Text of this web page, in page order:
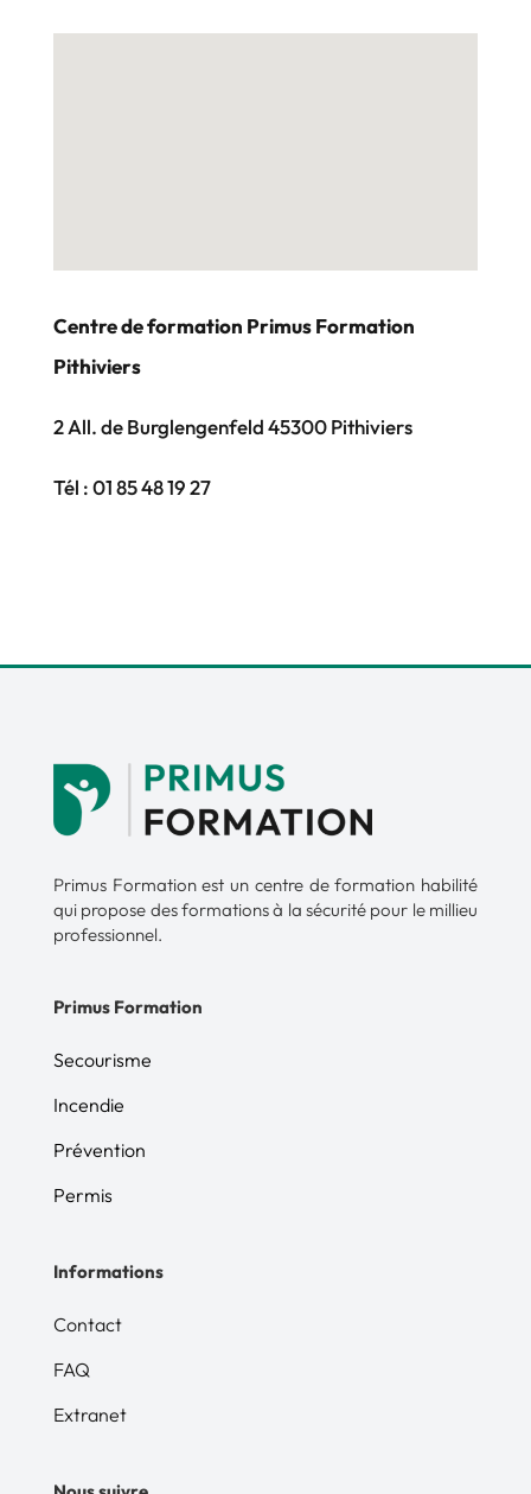
Centre de formation Primus Formation
Pithiviers
2 All. de Burglengenfeld 45300 Pithiviers
Tél :01 85 48 19 27
Primus Formation est un centre de formation habilité
qui propose des formations à la sécurité pour le millieu
professionnel.
Primus Formation
Secourisme
Incendie
Prévention
Permis
Informations
Contact
FAQ
Extranet